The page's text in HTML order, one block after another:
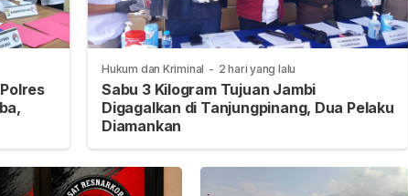
Hukum dan Kriminal - 2 hari yang lalu
Sabu 3 Kilogram Tujuan Jambi
Digagalkan di Tanjungpinang, Dua Pelaku
Diamankan